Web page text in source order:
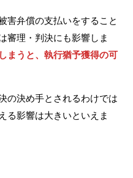
害弁償の支払いをすること
審理・判決にも影響しま
まうと、執行猶予獲得の可
の決め手とされるわけでは
る影響は大きいといえま